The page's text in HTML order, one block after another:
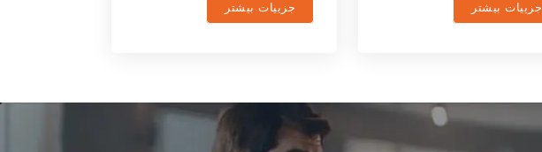
جزییات بیشتر جزییات بیشتر